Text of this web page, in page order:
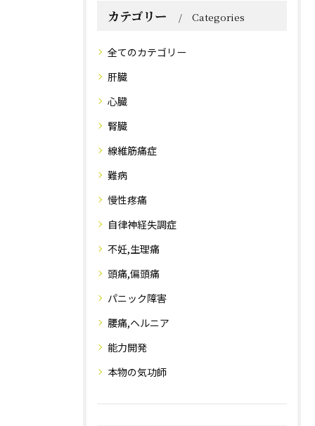
カテゴリー Categories
全てのカテゴリー
肝臓
心臓
腎臓
線維筋痛症
難病
慢性疼痛
自律神経失調症
不妊,生理痛
頭痛,偏頭痛
パニック障害
腰痛,ヘルニア
能力開発
本物の気功師